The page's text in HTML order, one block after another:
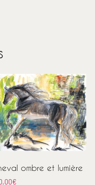
ombre et lumière
€